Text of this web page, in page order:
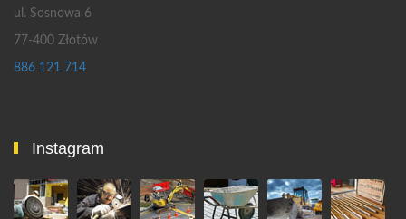
ul. Sosnowa 6
77-400 Złotów
886 121 714
Instagram